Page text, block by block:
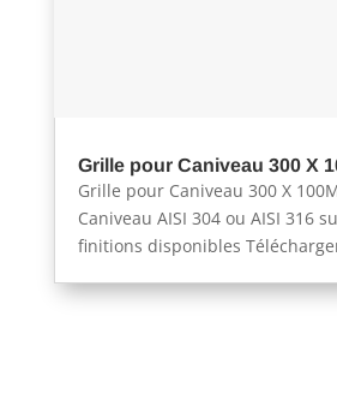
Grille pour Caniveau 300 X
Grille pour Caniveau 300 X
Caniveau AISI 304 ou AISI 316
finitions disponibles